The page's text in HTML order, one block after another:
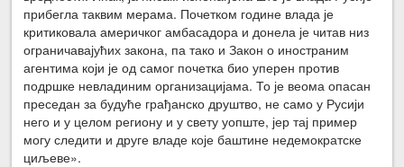
прибегла таквим мерама. Почетком године влада је
критиковала америчког амбасадора и донела је читав низ
ограничавајућих закона, па тако и Закон о иностраним
агентима који је од самог почетка био уперен против
подршке невладиним организацијама. То је веома опасан
преседан за будуће грађанско друштво, не само у Русији
него и у целом региону и у свету уопште, јер тај пример
могу следити и друге владе које баштине недемократске
циљеве».